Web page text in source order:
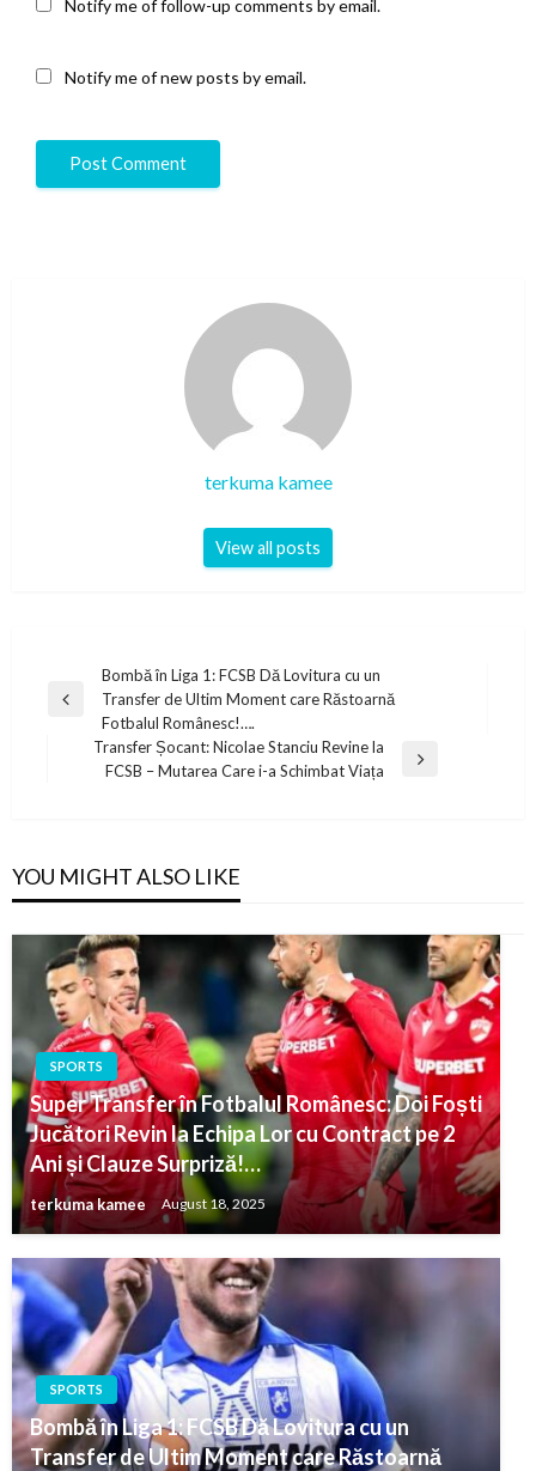
Notify me of follow-up comments by email.
Notify me of new posts by email.
terkuma kamee
View all posts
navigation
Previous
Bombă în Liga 1: FCSB Dă Lovitura cu un
Transfer de Ultim Moment care Răstoarnă
Fotbalul Românesc!….
Transfer Șocant: Nicolae Stanciu Revine la
FCSB – Mutarea Care i-a Schimbat Viața
YOU MIGHT ALSO LIKE
SPORTS
Super Transfer în Fotbalul Românesc: Doi Foști
Jucători Revin la Echipa Lor cu Contract pe 2
Ani și Clauze Surpriză!…
terkuma kamee August 18, 2025
SPORTS
Bombă în Liga 1: FCSB Dă Lovitura cu un
Transfer de Ultim Moment care Răstoarnă